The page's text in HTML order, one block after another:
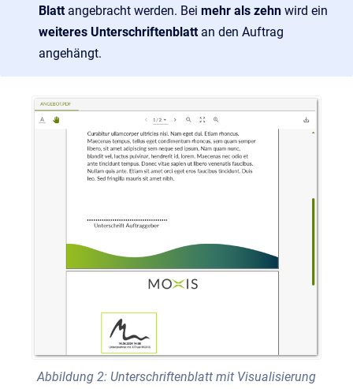
Blatt angebracht werden. Bei mehr als zehn wird ein
weiteres Unterschriftenblatt an den Auftrag
angehängt.
Abbildung 2: Unterschriftenblatt mit Visualisierung